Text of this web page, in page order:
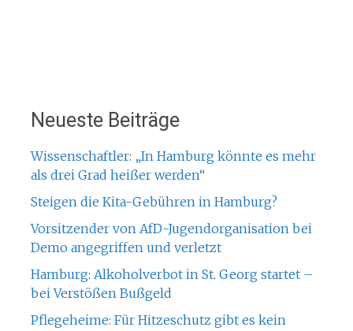
Neueste Beiträge
Wissenschaftler: „In Hamburg könnte es mehr
als drei Grad heißer werden“
Steigen die Kita-Gebühren in Hamburg?
Vorsitzender von AfD-Jugendorganisation bei
Demo angegriffen und verletzt
Hamburg: Alkoholverbot in St. Georg startet –
bei Verstößen Bußgeld
Pflegeheime: Für Hitzeschutz gibt es kein